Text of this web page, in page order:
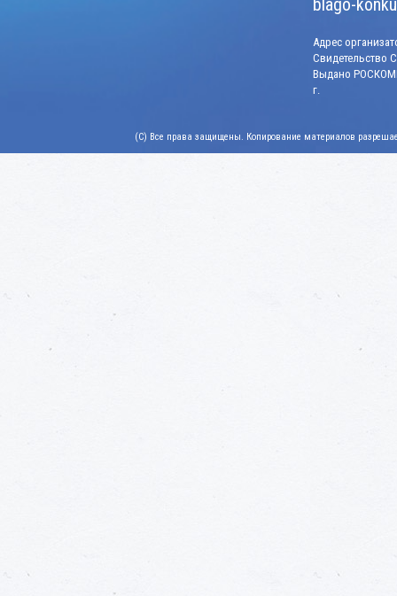
blago-
Адрес
Свидетельство
Выдано
г.
(C) Все права защищены. Копирование материалов